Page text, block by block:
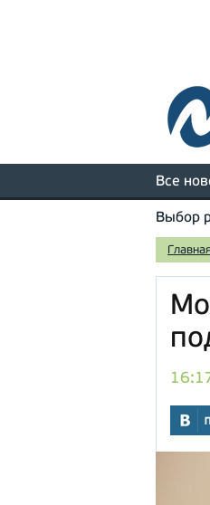
Все
Выбор